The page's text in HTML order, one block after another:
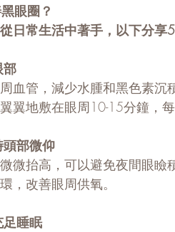
眼圈？
日常生活中著手，以下分享
部
血管，減少水腫和黑色素沉
翼地敷在眼周10-15分鐘，每
部微仰
微抬高，可以避免夜間眼瞼
，改善眼周供氧。
足睡眠